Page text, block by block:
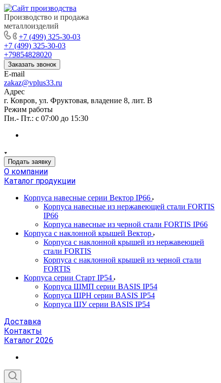
Производство и продажа
металлоизделий
+7 (499) 325-30-03
+7 (499) 325-30-03
+79854828020
Заказать звонок
E-mail
zakaz@vplus33.ru
Адрес
г. Ковров, ул. Фруктовая, владение 8, лит. В
Режим работы
Пн.- Пт.: с 07:00 до 15:30
Подать заявку
О компании
Каталог продукции
Корпуса навесные серии Вектор IP66
Корпуса навесные из нержавеющей стали FORTIS
IP66
Корпуса навесные из черной стали FORTIS IP66
Корпуса с наклонной крышей Вектор
Корпуса с наклонной крышей из нержавеющей
стали FORTIS
Корпуса с наклонной крышей из черной стали
FORTIS
Корпуса серии Старт IP54
Корпуса ЩМП серии BASIS IP54
Корпуса ЩРН серии BASIS IP54
Корпуса ЩУ серии BASIS IP54
Доставка
Контакты
Каталог 2026